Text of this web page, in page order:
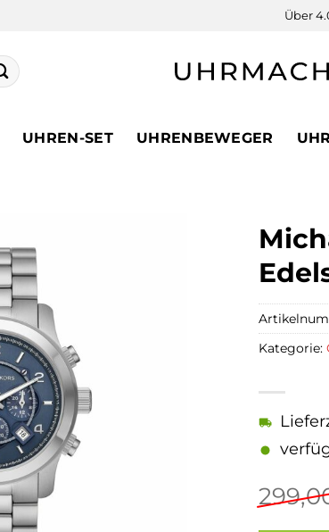
Über
UHREN-SET UHRENBEWEGER
Kategorie: